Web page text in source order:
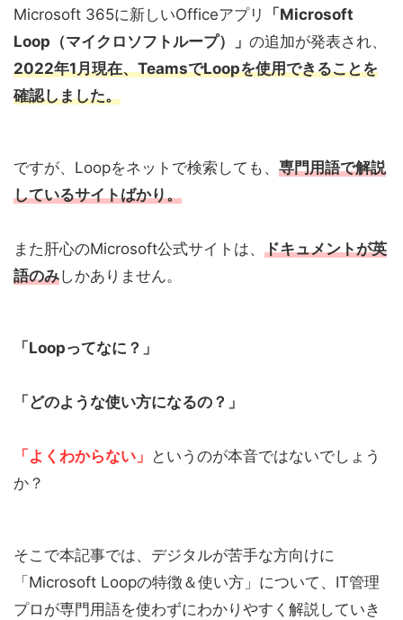
Microsoft 365に新しいOfficeアプリ
「Microsoft
Loop（マイクロソフトループ）」 の追加が発表され、
2022年1月現在、TeamsでLoopを使用できることを
確認しました。
ですが、Loopをネットで検索しても、 専門用語で解説
しているサイトばかり。
また肝心のMicrosoft公式サイトは、 ドキュメントが英
語のみしかありません。
「Loopってなに？」
「どのような使い方になるの？」
「よくわからない」 というのが本音ではないでしょう
か？
そこで本記事では、デジタルが苦手な方向けに
「Microsoft Loopの特徴＆使い方」について、IT管理
プロが専門用語を使わずにわかりやすく解説していき